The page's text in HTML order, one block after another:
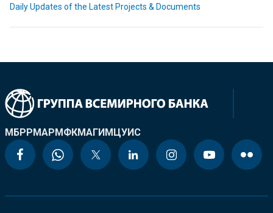
Daily Updates of the Latest Projects & Documents
МБРРМАРМФКМАГИМЦУИС